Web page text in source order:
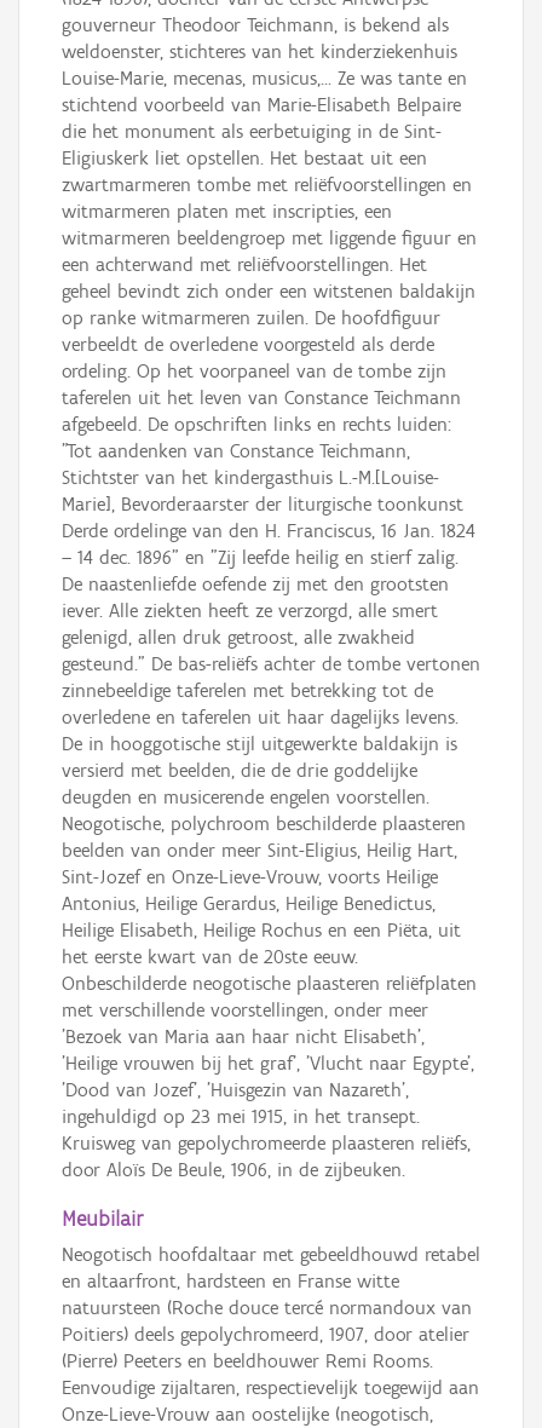
gouverneur Theodoor Teichmann, is bekend als
weldoenster, stichteres van het kinderziekenhuis
Louise-Marie, mecenas, musicus,... Ze was tante en
stichtend voorbeeld van Marie-Elisabeth Belpaire
die het monument als eerbetuiging in de Sint-
Eligiuskerk liet opstellen. Het bestaat uit een
zwartmarmeren tombe met reliëfvoorstellingen en
witmarmeren platen met inscripties, een
witmarmeren beeldengroep met liggende figuur en
een achterwand met reliëfvoorstellingen. Het
geheel bevindt zich onder een witstenen baldakijn
op ranke witmarmeren zuilen. De hoofdfiguur
verbeeldt de overledene voorgesteld als derde
ordeling. Op het voorpaneel van de tombe zijn
taferelen uit het leven van Constance Teichmann
afgebeeld. De opschriften links en rechts luiden:
"Tot aandenken van Constance Teichmann,
Stichtster van het kindergasthuis L.-M.[Louise-
Marie], Bevorderaarster der liturgische toonkunst
Derde ordelinge van den H. Franciscus, 16 Jan. 1824
– 14 dec. 1896" en "Zij leefde heilig en stierf zalig.
De naastenliefde oefende zij met den grootsten
iever. Alle ziekten heeft ze verzorgd, alle smert
gelenigd, allen druk getroost, alle zwakheid
gesteund." De bas-reliëfs achter de tombe vertonen
zinnebeeldige taferelen met betrekking tot de
overledene en taferelen uit haar dagelijks levens.
De in hooggotische stijl uitgewerkte baldakijn is
versierd met beelden, die de drie goddelijke
deugden en musicerende engelen voorstellen.
Neogotische, polychroom beschilderde plaasteren
beelden van onder meer Sint-Eligius, Heilig Hart,
Sint-Jozef en Onze-Lieve-Vrouw, voorts Heilige
Antonius, Heilige Gerardus, Heilige Benedictus,
Heilige Elisabeth, Heilige Rochus en een Piëta, uit
het eerste kwart van de 20ste eeuw.
Onbeschilderde neogotische plaasteren reliëfplaten
met verschillende voorstellingen, onder meer
'Bezoek van Maria aan haar nicht Elisabeth',
'Heilige vrouwen bij het graf', 'Vlucht naar Egypte',
'Dood van Jozef', 'Huisgezin van Nazareth',
ingehuldigd op 23 mei 1915, in het transept.
Kruisweg van gepolychromeerde plaasteren reliëfs,
door Aloïs De Beule, 1906, in de zijbeuken.
Meubilair
Neogotisch hoofdaltaar met gebeeldhouwd retabel
en altaarfront, hardsteen en Franse witte
natuursteen (Roche douce tercé normandoux van
Poitiers) deels gepolychromeerd, 1907, door atelier
(Pierre) Peeters en beeldhouwer Remi Rooms.
Eenvoudige zijaltaren, respectievelijk toegewijd aan
Onze-Lieve-Vrouw aan oostelijke (neogotisch,